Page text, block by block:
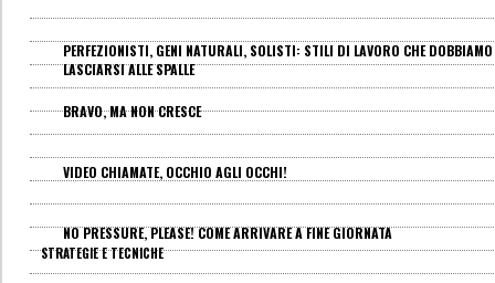
PERFEZIONISTI, GENI NATURALI, SOLISTI: STILI DI LAVORO CHE DOBBIAMO
LASCIARSI ALLE SPALLE
BRAVO, MA NON CRESCE
VIDEO CHIAMATE, OCCHIO AGLI OCCHI!
NO PRESSURE, PLEASE! COME ARRIVARE A FINE GIORNATA
STRATEGIE E TECNICHE